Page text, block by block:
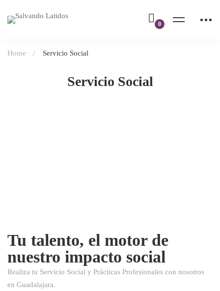
Servicio Social
Home Servicio Social
Tu talento, el motor de
nuestro impacto social
Realiza tu Servicio Social y Prácticas Profesionales con nosotros
en Guadalajara.